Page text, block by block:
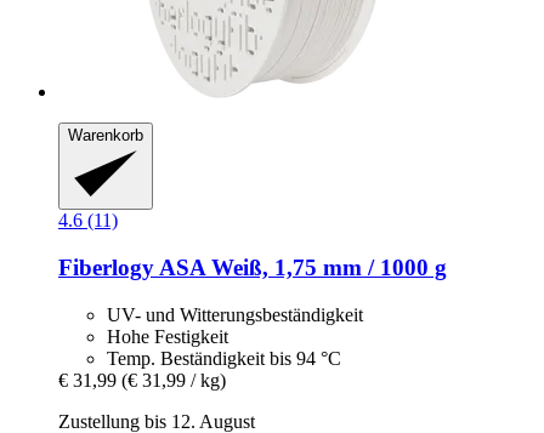
Warenkorb
4.6 (11)
Fiberlogy ASA Weiß, 1,75 mm / 1000 g
UV- und Witterungsbeständigkeit
Hohe Festigkeit
Temp. Beständigkeit bis 94 °C
€ 31,99 (€ 31,99 / kg)
Zustellung bis 12. August